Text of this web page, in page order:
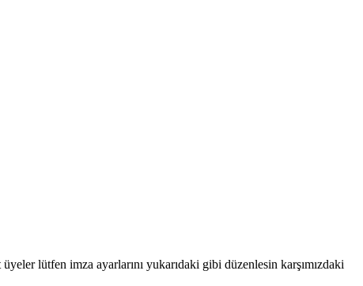
lütfen imza ayarlarını yukarıdaki gibi düzenlesin karşımızdaki